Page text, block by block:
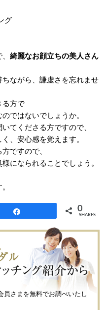
グ
、綺麗なお顔立ちの美人さん
ながら、謙虚さを忘れませ
る方で
ではないでしょうか。
てくださる方ですので、
、安心感を覚えます。
ですので、
になられることでしょう。
0
SHARES
員さまを無料でお調べいたし